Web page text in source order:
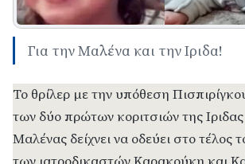
Για την Μαλένα και την Ιριδα!
Το θρίλερ με την υπόθεση
των δύο πρώτων κοριτσιών της
Μαλένας δείχνει να οδεύει στο τέλος